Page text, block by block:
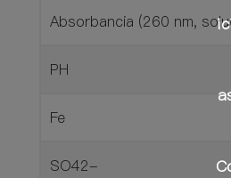
Absorbancia (260 nm,
PH
Fe
SO42-